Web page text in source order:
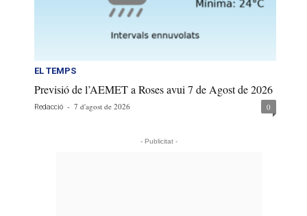
EL TEMPS
Previsió de l’AEMET a Roses avui 7 de Agost de 2026
Redacció - 7 d'agost de 2026 0
- Publicitat -